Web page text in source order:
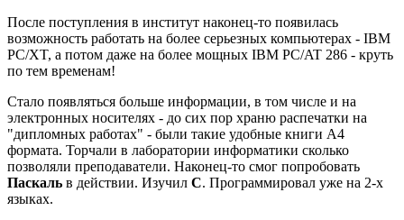
После поступления в институт наконец-то появилась
возможность работать на более серьезных компьютерах - IBM
PC/XT, а потом даже на более мощных IBM PC/AT 286 - круть
по тем временам!
Стало появляться больше информации, в том числе и на
электронных носителях - до сих пор храню распечатки на
"дипломных работах" - были такие удобные книги A4
формата. Торчали в лаборатории информатики сколько
позволяли преподаватели. Наконец-то смог попробовать
Паскаль в действии. Изучил C. Программировал уже на 2-х
языках.